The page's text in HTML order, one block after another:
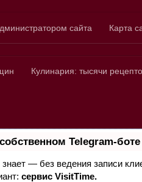
сайта Карта
Кулинария: тысячи
Telegram-боте
знает — без ведения записи
сервис VisitTime.